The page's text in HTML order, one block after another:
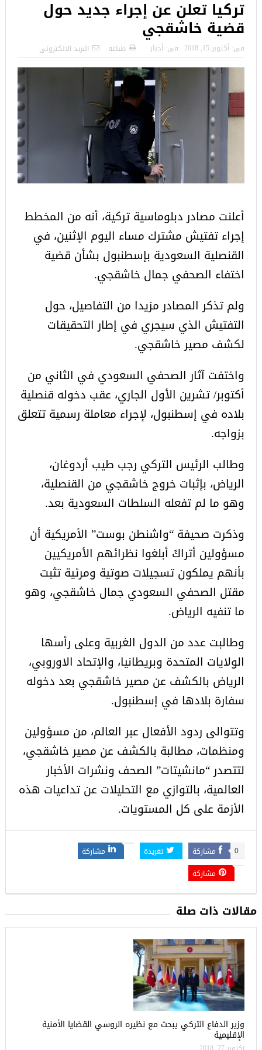
تركيا تعلن عن إجراء جديد حول
قضية خاشقجي
فى: أكتوبر 15, 2018 فى: أخبار طباعة البريد الالكترونى
أعلنت مصادر دبلوماسية تركية، أنه من المخطط
إجراء تفتيش مشترك مساء اليوم الإثنين، في
القنصلية السعودية بإسطنبول بشأن قضية
اختفاء الصحفي جمال خاشقجي.
ولم تذكر المصادر مزيدا من التفاصيل، حول
التفتيش الذي سيجري في إطار التحقيقات
لكشف مصير خاشقجي.
واختفت آثار الصحفي السعودي في الثاني من
أكتوبر/ تشرين الأول الجاري، عقب دخوله قنصلية
بلاده في إسطنبول، لإجراء معاملة رسمية تتعلق
بزواجه.
وطالب الرئيس التركي رجب طيب أردوغان،
الرياض، بإثبات خروج خاشقجي من القنصلية،
وهو ما لم تفعله السلطات السعودية بعد.
وذكرت صحيفة “واشنطن بوست” الأمريكية أن
مسؤولين أتراكَ أبلغوا نظرائهم الأمريكيين
بأنهم يملكون تسجيلات صوتية ومرئية تثبت
مقتل الصحفي السعودي جمال خاشقجي، وهو
ما تنفيه الرياض.
وطالبت عدد من الدول الغربية وعلى رأسها
الولايات المتحدة وبريطانيا، والإتحاد الاوروبي،
الرياض بالكشف عن مصير خاشقجي بعد دخوله
سفارة بلادها في إسطنبول.
وتتوالى ردود الأفعال عبر العالم، من مسؤولين
ومنظمات، مطالبة بالكشف عن مصير خاشقجي،
لتتصدر “مانشيتات” الصحف ونشرات الأخبار
العالمية، بالتوازي مع التحليلات عن تداعيات هذه
الأزمة على كل المستويات.
مشاركة 0 تغريدة
مشاركة
مشاركة
مقالات ذات صلة
وزير الدفاع التركي يبحث مع نظيره الروسي القضايا الأمنية
الإقليمية